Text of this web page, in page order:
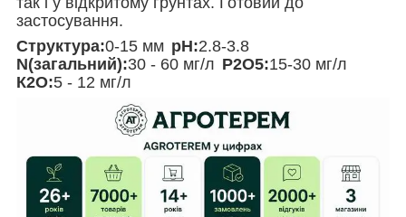
застосування.
Структура:0-15 мм рН:2.8-3.8
N(загальний):30 - 60 мг/л Р2О5:15-30 мг/л
К2О:5 - 12 мг/л